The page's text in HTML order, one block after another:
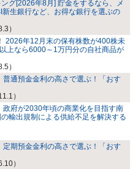
グ[2026年8月] 貯金をするなら、メ
生銀行など、お得な銀行を選ぶの
）
2026年12月末の保有株数が400株未
上なら6000～1万円分の自社商品が
）
普通預金金利の高さで選ぶ！「おす
）
政府が2030年頃の商業化を目指す南
輸出規制による供給不足を解決する
定期預金金利の高さで選ぶ！「おす
）